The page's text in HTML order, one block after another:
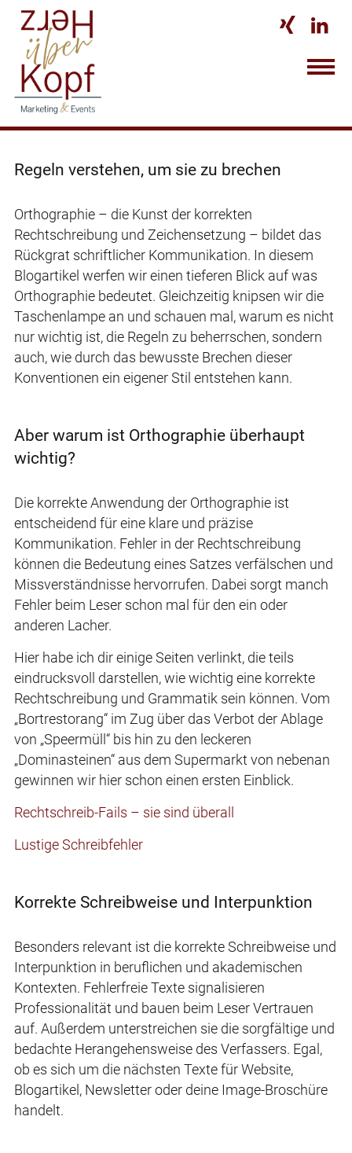
 
Regeln verstehen, um sie zu brechen
Orthographie – die Kunst der korrekten
Rechtschreibung und Zeichensetzung – bildet das
Rückgrat schriftlicher Kommunikation. In diesem
Blogartikel werfen wir einen tieferen Blick auf was
Orthographie bedeutet. Gleichzeitig knipsen wir die
Taschenlampe an und schauen mal, warum es nicht
nur wichtig ist, die Regeln zu beherrschen, sondern
auch, wie durch das bewusste Brechen dieser
Konventionen ein eigener Stil entstehen kann.
Aber warum ist Orthographie überhaupt
wichtig?
Die korrekte Anwendung der Orthographie ist
entscheidend für eine klare und präzise
Kommunikation. Fehler in der Rechtschreibung
können die Bedeutung eines Satzes verfälschen und
Missverständnisse hervorrufen. Dabei sorgt manch
Fehler beim Leser schon mal für den ein oder
anderen Lacher.
Hier habe ich dir einige Seiten verlinkt, die teils
eindrucksvoll darstellen, wie wichtig eine korrekte
Rechtschreibung und Grammatik sein können. Vom
„Bortrestorang“ im Zug über das Verbot der Ablage
von „Speermüll“ bis hin zu den leckeren
„Dominasteinen“ aus dem Supermarkt von nebenan
gewinnen wir hier schon einen ersten Einblick.
Rechtschreib-Fails – sie sind überall
Lustige Schreibfehler
Korrekte Schreibweise und Interpunktion
Besonders relevant ist die korrekte Schreibweise und
Interpunktion in beruflichen und akademischen
Kontexten. Fehlerfreie Texte signalisieren
Professionalität und bauen beim Leser Vertrauen
auf. Außerdem unterstreichen sie die sorgfältige und
bedachte Herangehensweise des Verfassers. Egal,
ob es sich um die nächsten Texte für Website,
Blogartikel, Newsletter oder deine Image-Broschüre
handelt.